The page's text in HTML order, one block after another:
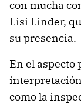
con mucha
Lisi Linder,
su presencia.
En el aspecto
como la